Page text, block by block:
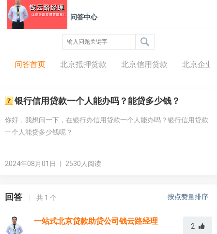
问答中心
问答首页 北京抵押贷款 北京信用贷款 北京企业
银行信用贷款一个人能办吗？能贷多少钱？
你好，我想问一下，在银行办信用贷款一个人能办吗？银行信用贷款
一个人能贷多少钱呢？
2024年08月01日 2530人阅读
回答 | 共 1 个 按点赞量排序
一站式北京贷款助贷公司钱云路经理
2